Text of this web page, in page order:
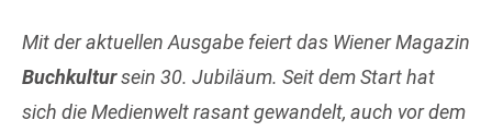
Mit der aktuellen Ausgabe feiert das Wiener Magazin
Buchkultursein 30. Jubiläum. Seit dem Start hat
sich die Medienwelt rasant gewandelt, auch vor dem